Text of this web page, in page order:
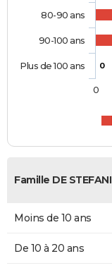
0
80-90 ans
90-100 ans
Plus de 100 ans
0
Famille DE STEFANI
Moins de 10 ans
De 10 à 20 ans